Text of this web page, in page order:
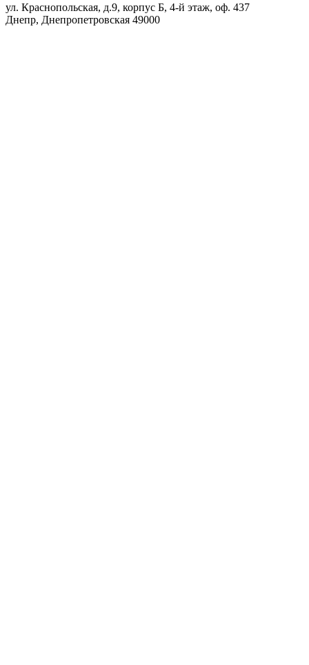
ул. Краснопольская, д.9, корпус Б, 4-й этаж, оф. 437
Днепр, Днепропетровская 49000